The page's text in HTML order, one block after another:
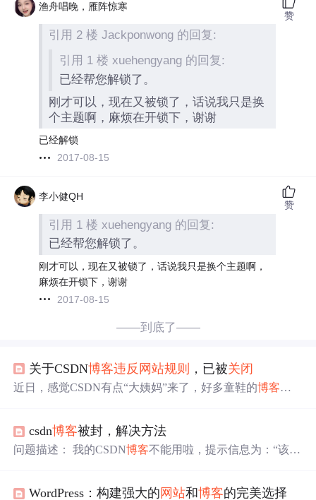
渔舟唱晚，雁阵惊寒
引用 2 楼 Jackponwong 的回复:
引用 1 楼 xuehengyang 的回复:
已经帮您解锁了。
刚才可以，现在又被锁了，话说我只是换
个主题啊，麻烦在开锁下，谢谢
已经解锁
2017-08-15
赞
李小健QH
引用 1 楼 xuehengyang 的回复:
已经帮您解锁了。
刚才可以，现在又被锁了，话说我只是换个主题啊，
麻烦在开锁下，谢谢
2017-08-15
赞
——到底了——
关于CSDN博客违反 网站规则 ，已被关闭
近日，感觉CSDN有点“大姨妈”来了，好多童鞋的博客被
csdn博客被封，解决方法
问题描述： 我的CSDN博客不能用啦，提示信息为：“该博
博客的名字和手机号（因为我是用手机号注册的），发送
WordPress：构建强大的 网站和博客的完美选择